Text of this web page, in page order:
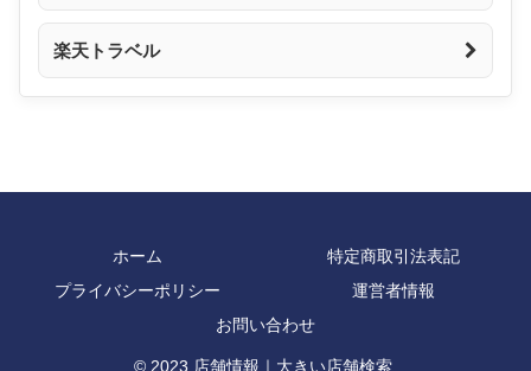
楽天トラベル
ホーム
特定商取引法表記
プライバシーポリシー
運営者情報
お問い合わせ
© 2023 店舗情報｜大きい店舗検索.